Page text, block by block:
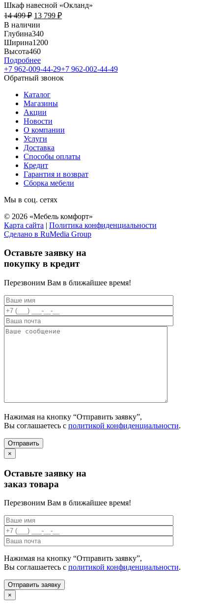
Шкаф навесной «Окланд»
14 499₽ 13 799 ₽
В наличии
Глубина340
Ширина1200
Высота460
Подробнее
+7 962-009-44-29+7 962-002-44-49
Обратный звонок
Каталог
Магазины
Акции
Новости
О компании
Услуги
Доставка
Способы оплаты
Кредит
Гарантия и возврат
Сборка мебели
Мы в соц. сетях
© 2026 «Мебель комфорт»
Карта сайта | Политика конфиденциальности
Сделано в RuMedia Group
вверх
Оставьте заявку на
покупку в кредит
Перезвоним Вам в ближайшее время!
Нажимая на кнопку “Отправить заявку”,
Вы соглашаетесь с политикой конфиденциальности.
×
Оставьте заявку на
заказ товара
Перезвоним Вам в ближайшее время!
Нажимая на кнопку “Отправить заявку”,
Вы соглашаетесь с политикой конфиденциальности.
×